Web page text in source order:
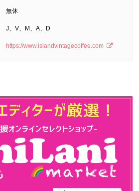
無休
J、V、M、A、D
https://www.islandvintagecoffee.com